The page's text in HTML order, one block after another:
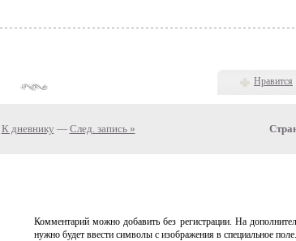
Нравится
К дневнику — След. запись »
Комментарий можно добавить без регистрации. На
нужно будет ввести символы с изображения в специальное поле.